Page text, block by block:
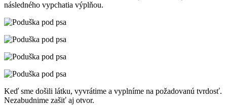
následného vypchatia výplňou.
Keď sme došili látku, vyvrátime a vyplníme na požadovanú tvrdosť.
Nezabudnime zašiť aj otvor.